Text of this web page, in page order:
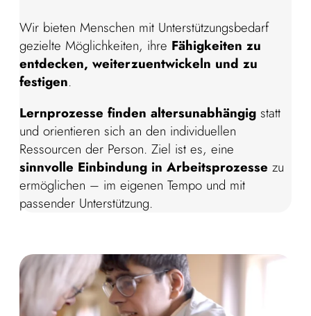
Wir bieten Menschen mit Unterstützungsbedarf
gezielte Möglichkeiten, ihre Fähigkeiten zu
entdecken, weiterzuentwickeln und zu
festigen.
Lernprozesse finden altersunabhängig statt
und orientieren sich an den individuellen
Ressourcen der Person. Ziel ist es, eine
sinnvolle Einbindung in Arbeitsprozesse zu
ermöglichen – im eigenen Tempo und mit
passender Unterstützung.